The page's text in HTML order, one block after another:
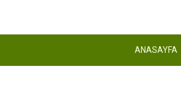
content
ANASAYFA